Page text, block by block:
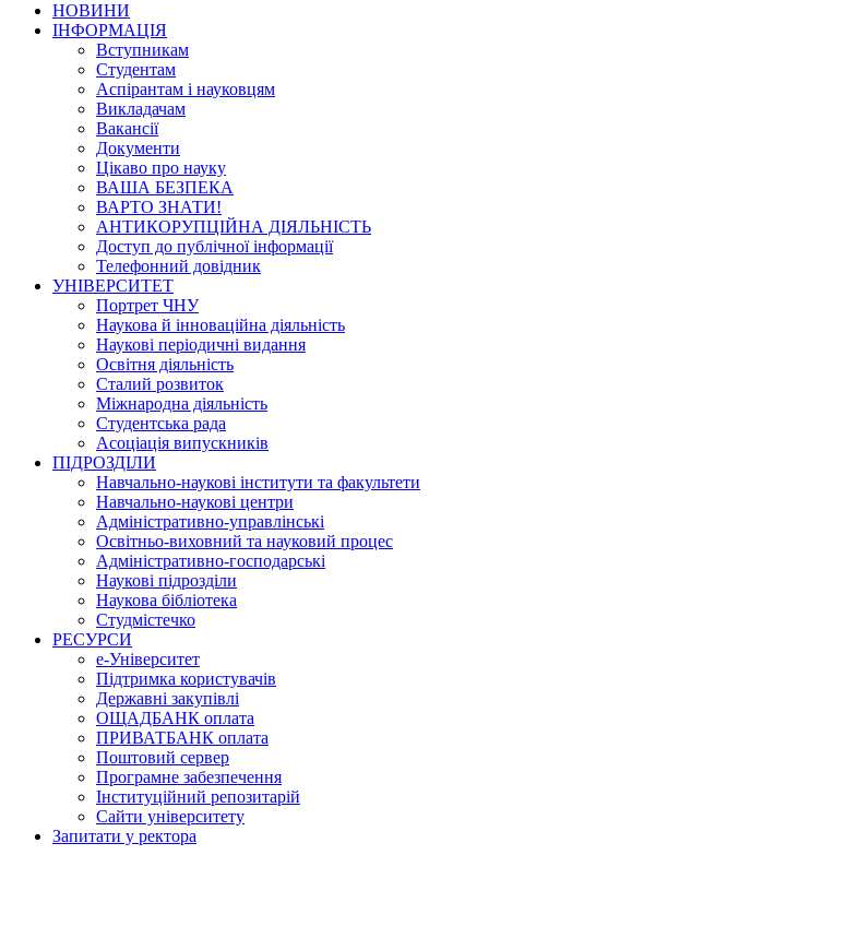
НОВИНИ
ІНФОРМАЦІЯ
Вступникам
Студентам
Аспірантам і науковцям
Викладачам
Вакансії
Документи
Цікаво про науку
ВАША БЕЗПЕКА
ВАРТО ЗНАТИ!
АНТИКОРУПЦІЙНА ДІЯЛЬНІСТЬ
Доступ до публічної інформації
Телефонний довідник
УНІВЕРСИТЕТ
Портрет ЧНУ
Наукова й інноваційна діяльність
Наукові періодичні видання
Освітня діяльність
Сталий розвиток
Міжнародна діяльність
Студентська рада
Асоціація випускників
ПІДРОЗДІЛИ
Навчально-наукові інститути та факультети
Навчально-наукові центри
Адміністративно-управлінські
Освітньо-виховний та науковий процес
Адміністративно-господарські
Наукові підрозділи
Наукова бібліотека
Студмістечко
РЕСУРСИ
е-Університет
Підтримка користувачів
Державні закупівлі
ОЩАДБАНК оплата
ПРИВАТБАНК оплата
Поштовий сервер
Програмне забезпечення
Інституційний репозитарій
Сайти університету
Запитати у ректора